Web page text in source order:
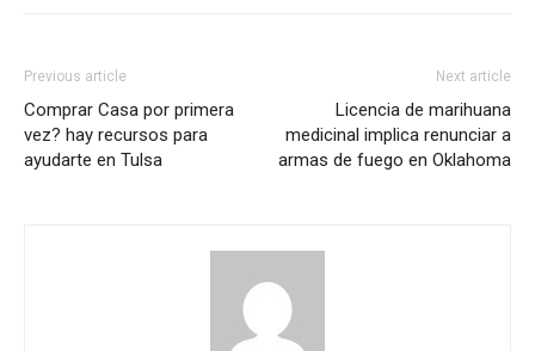
Previous article
Comprar Casa por primera
vez? hay recursos para
ayudarte en Tulsa
Next article
Licencia de marihuana
medicinal implica renunciar a
armas de fuego en Oklahoma